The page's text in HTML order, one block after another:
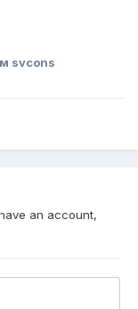
svcons
an account,